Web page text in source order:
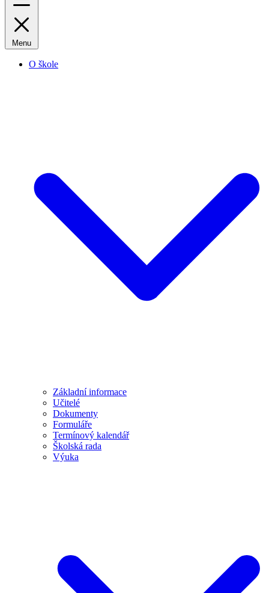
Menu
O škole
Základní informace
Učitelé
Dokumenty
Formuláře
Termínový kalendář
Školská rada
Výuka